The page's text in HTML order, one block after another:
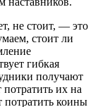
не стоит, — это
стоит ли
гибкая
получают
их на
потратить коины